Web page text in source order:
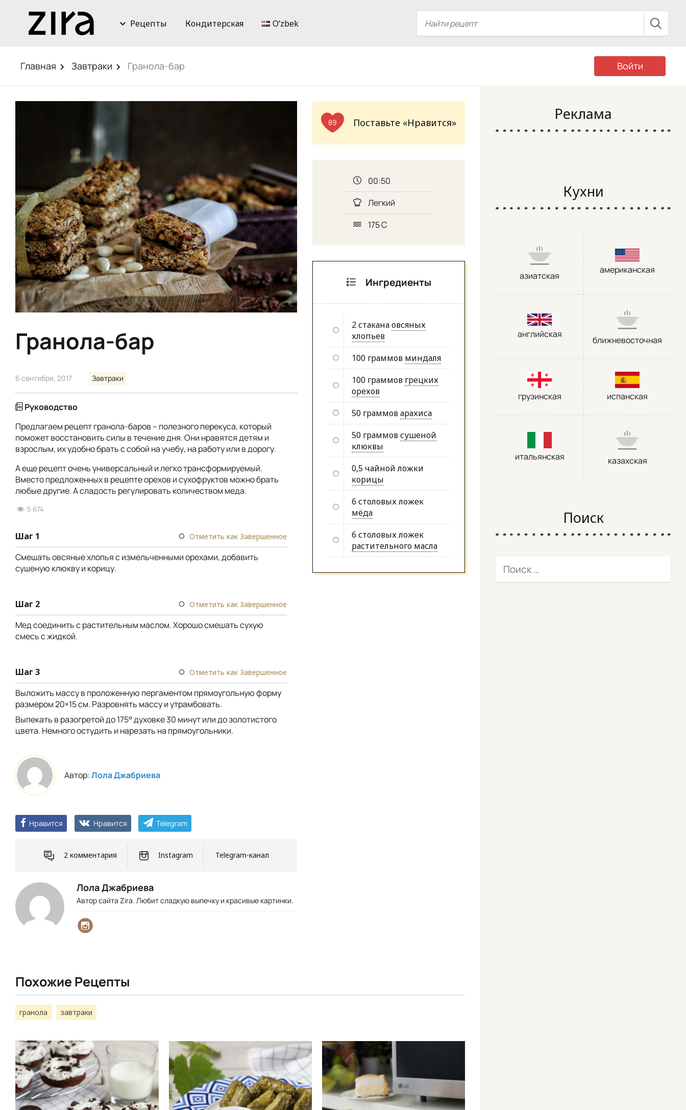
Рецепты Кондитерская Oʻzbek
Главная Завтраки Гранола-бар Войти
Гранола-бар
6 сентября, 2017 Завтраки
Руководство
Предлагаем рецепт гранола-баров – полезного перекуса, который
поможет восстановить силы в течение дня. Они нравятся детям и
взрослым, их удобно брать с собой на учебу, на работу или в дорогу.
А еще рецепт очень универсальный и легко трансформируемый.
Вместо предложенных в рецепте орехов и сухофруктов можно брать
любые другие. А сладость регулировать количеством меда.
5 674
Шаг 1 Отметить как Завершенное
Смешать овсяные хлопья с измельченными орехами, добавить
сушеную клюкву и корицу.
Шаг 2 Отметить как Завершенное
Мед соединить с растительным маслом. Хорошо смешать сухую
смесь с жидкой.
Шаг 3 Отметить как Завершенное
Выложить массу в проложенную пергаментом прямоугольную форму
размером 20×15 см. Разровнять массу и утрамбовать.
Выпекать в разогретой до 175° духовке 30 минут или до золотистого
цвета. Немного остудить и нарезать на прямоугольники.
Автор:Лола Джабриева
Нравится Нравится Telegram
2 комментария Instagram Telegram-канал
Лола Джабриева
Автор сайта Zira. Любит сладкую выпечку и красивые картинки.
89 Поставьте «Нравится»
00:50
Легкий
175 С
Ингредиенты
2 стаканаовсяных
хлопьев
100 граммов миндаля
100 граммов грецких
орехов
50 граммоварахиса
50 граммовсушеной
клюквы
0,5 чайной ложки
корицы
6 столовых ложек
мёда
6 столовых ложек
растительного масла
Похожие Рецепты
гранола завтраки
Реклама
Кухни
азиатская
американская
английская
ближневосточная
грузинская испанская
итальянская казахская
Поиск